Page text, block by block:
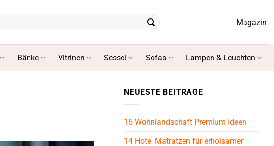
Magazin
Bänke Vitrinen Sessel Sofas Lampen & Leuchten
NEUESTE BEITRÄGE
15 Wohnlandschaft Premium Ideen
14 Hotel Matratzen für erholsamen